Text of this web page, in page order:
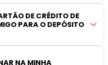
DE CRÉDITO DE
PARA O DEPÓSITO
NA MINHA